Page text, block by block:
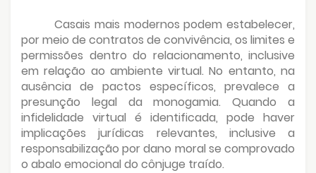
Casais mais modernos podem estabelecer,
por meio de contratos de convivência, os limites e
permissões dentro do relacionamento, inclusive
em relação ao ambiente virtual. No entanto, na
ausência de pactos específicos, prevalece a
presunção legal da monogamia. Quando a
infidelidade virtual é identificada, pode haver
implicações jurídicas relevantes, inclusive a
responsabilização por dano moral se comprovado
o abalo emocional do cônjuge traído.